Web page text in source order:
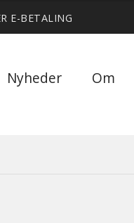
E-BETALING
Nyheder Om